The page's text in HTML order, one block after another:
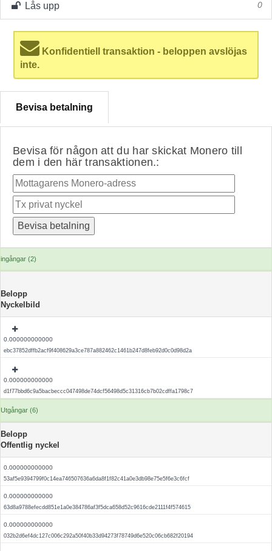
Lås upp 0
Konfidentiell transaktion - beloppen avslöjas
inte.
Bevisa betalning
Bevisa för någon att du har skickat Monero till
dem i den här transaktionen.:
ingångar (2)
Belopp
Nyckelbild
0.000000000000
ebc37852dffb2acf9f408629a3ce787a882462c1461b247d8feb92d0c0d98d2a
0.000000000000
d1f77bbd6c9a5bacbeccc047498de74dcf56498d5c31316cb7b02cdffa1798c7
Utgångar (6)
Belopp
Offentlig nyckel
0.000000000000
53af5e9394799f0c14ea746507636a6da8f1f82c41a0e3db98e75e5f6e3c6fcf
0.000000000000
63d8a9788efecdd851e1a0e384786af3f5dca658d52c9616cde2111f4f574615
0.000000000000
032b2d6ef4dc127c006c292a50f40b33d94273f78749d6e520c06cb682f20194